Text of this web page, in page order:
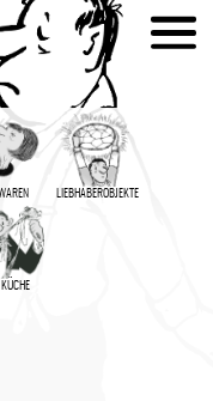
LIEBHABER­OBJEKTE